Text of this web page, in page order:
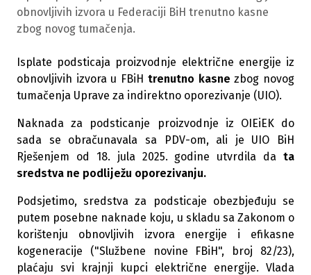
obnovljivih izvora u Federaciji BiH trenutno kasne
zbog novog tumačenja.
Isplate podsticaja proizvodnje električne energije iz
obnovljivih izvora u FBiH trenutno kasne zbog novog
tumačenja Uprave za indirektno oporezivanje (UIO).
Naknada za podsticanje proizvodnje iz OIEiEK do
sada se obračunavala sa PDV-om, ali je UIO BiH
Rješenjem od 18. jula 2025. godine utvrdila da ta
sredstva ne podliježu oporezivanju.
Podsjetimo, sredstva za podsticaje obezbjeđuju se
putem posebne naknade koju, u skladu sa Zakonom o
korištenju obnovljivih izvora energije i efikasne
kogeneracije ("Službene novine FBiH", broj 82/23),
plaćaju svi krajnji kupci električne energije. Vlada